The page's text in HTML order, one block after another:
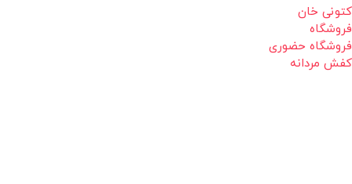
کتونی خان
فروشگاه
فروشگاه حضوری
کفش مردانه